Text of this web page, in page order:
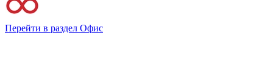
Перейти в раздел Офис